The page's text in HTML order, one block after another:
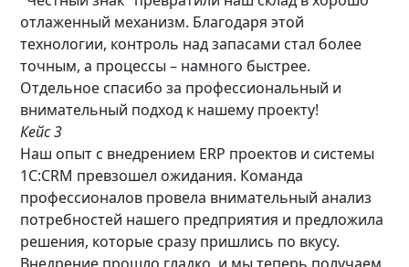
отлаженный механизм. Благодаря этой
технологии, контроль над запасами стал более
точным, а процессы – намного быстрее.
Отдельное спасибо за профессиональный и
внимательный подход к нашему проекту!
Кейс 3
Наш опыт с внедрением ERP проектов и системы
1С:CRM превзошел ожидания. Команда
профессионалов провела внимательный анализ
потребностей нашего предприятия и предложила
решения, которые сразу пришлись по вкусу.